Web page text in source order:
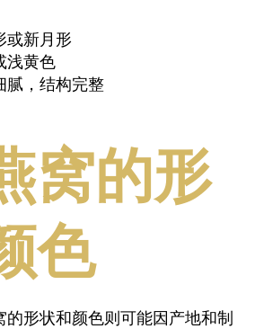
或新月形
浅黄色
腻，结构完整
窝的形
色
形状和颜色则可能因产地和制